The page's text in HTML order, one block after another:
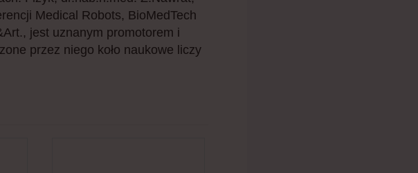
Medical Robots, BioMedTech
jest uznanym promotorem i
przez niego koło naukowe liczy